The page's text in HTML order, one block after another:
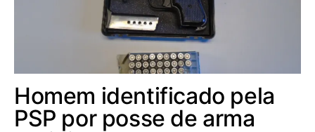
Homem identificado pela
PSP por posse de arma